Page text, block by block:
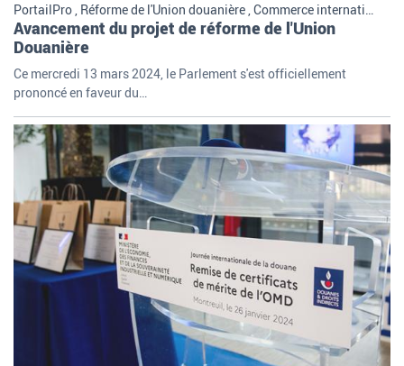
Avancement du projet de réforme de l'Union
Douanière
Ce mercredi 13 mars 2024, le Parlement s'est officiellement
prononcé en faveur du…